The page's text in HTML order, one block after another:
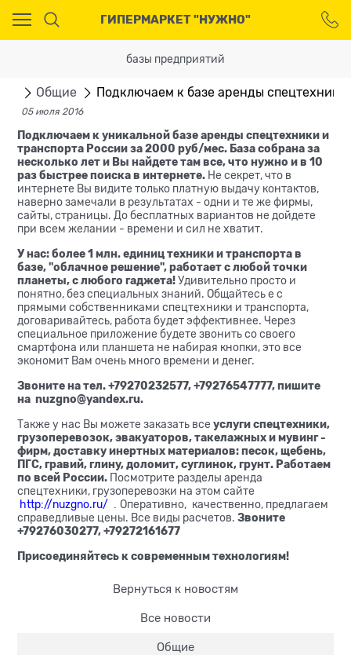
ГИПЕРМАРКЕТ "НУЖНО"
базы предприятий
Общие Подключаем к базе аренды
05 июля 2016
Подключаем к уникальной базе аренды спецтехники и
транспорта России за 2000 руб/мес. База собрана за
несколько лет и Вы найдете там все, что нужно и в 10
раз быстрее поиска в интернете. Не секрет, что в
интернете Вы видите только платную выдачу контактов,
наверно замечали в результатах - одни и те же фирмы,
сайты, страницы. До бесплатных вариантов не дойдете
при всем желании - времени и сил не хватит.
У нас: более 1 млн. единиц техники и транспорта в
базе, "облачное решение", работает с любой точки
планеты, с любого гаджета!Удивительно просто и
понятно, без специальных знаний. Общайтесь е с
прямыми собственниками спецтехники и транспорта,
договаривайтесь, работа будет эффективнее. Через
специальное приложение будете звонить со своего
смартфона или планшета не набирая кнопки, это все
экономит Вам очень много времени и денег.
Звоните на тел. +79270232577, +79276547777, пишите
на nuzgno@yandex.ru.
Также у нас Вы можете заказать всеуслуги спецтехники,
грузоперевозок, эвакуаторов, такелажных и мувинг -
фирм, доставку инертных материалов: песок, щебень,
ПГС, гравий, глину, доломит, суглинок, грунт. Работаем
по всей России. Посмотрите разделы аренда
спецтехники, грузоперевозки на этом сайте
http://nuzgno.ru/ . Оперативно, качественно, предлагаем
справедливые цены. Все виды расчетов. Звоните
+79276030277, +79272161677
Присоединяйтесь к современным технологиям!
Вернуться к новостям
Все новости
Общие
Ваш город - Москва,
угадали?